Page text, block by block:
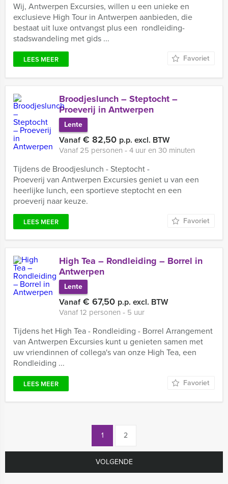
Wij, Antwerpen Excursies, willen u een unieke en
exclusieve High Tour in Antwerpen aanbieden, die
bestaat uit luxe ontvangst plus een rondleiding-
stadswandeling met gids ...
LEES MEER Favoriet
Broodjeslunch – Steptocht –
Proeverij in Antwerpen
Lente
Vanaf€ 82,50 p.p. excl. BTW
Vanaf 25 personen ‐ 4 uur en 30 minuten
Tijdens de Broodjeslunch - Steptocht -
Proeverij van Antwerpen Excursies geniet u van een
heerlijke lunch, een sportieve steptocht en een
proeverij naar keuze.
LEES MEER Favoriet
High Tea – Rondleiding – Borrel in
Antwerpen
Lente
Vanaf€ 67,50 p.p. excl. BTW
Vanaf 12 personen ‐ 5 uur
Tijdens het High Tea - Rondleiding - Borrel Arrangement
van Antwerpen Excursies kunt u genieten samen met
uw vriendinnen of collega's van onze High Tea, een
Rondleiding ...
LEES MEER Favoriet
1 2
VOLGENDE